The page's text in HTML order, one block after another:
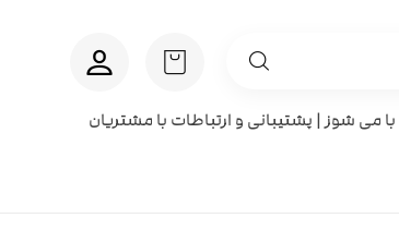
می شوز | پشتیبانی و ارتباطات با مشتریان